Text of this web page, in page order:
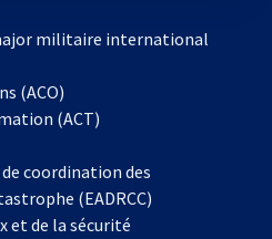
militaire international
(ACO)
dans
nouvel
onglet
(ACT)
coordination des
(EADRCC)
et de la sécurité